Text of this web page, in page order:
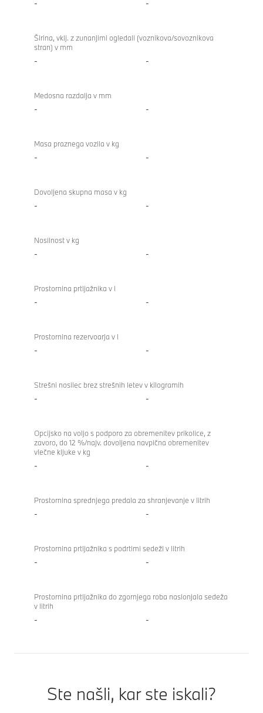
- -
Širina, vklj. z zunanjimi ogledali (voznikova/sovoznikova
stran) v mm
- -
Medosna razdalja v mm
- -
Masa praznega vozila v kg
- -
Dovoljena skupna masa v kg
- -
Nosilnost v kg
- -
Prostornina prtljažnika v l
- -
Prostornina rezervoarja v l
- -
Strešni nosilec brez strešnih letev v kilogramih
- -
Opcijsko na voljo s podporo za obremenitev prikolice, z
zavoro, do 12 %/najv. dovoljena navpična obremenitev
vlečne kljuke v kg
- -
Prostornina sprednjega predala za shranjevanje v litrih
- -
Prostornina prtljažnika s podrtimi sedeži v litrih
- -
Prostornina prtljažnika do zgornjega roba naslonjala sedeža
v litrih
- -
Ste našli, kar ste iskali?